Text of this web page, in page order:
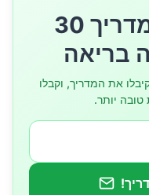
🎁 קבלו חינם: מדריך 30
בריאה
שכבר קיבלו את המדריך, וקבלו
טובה יותר.